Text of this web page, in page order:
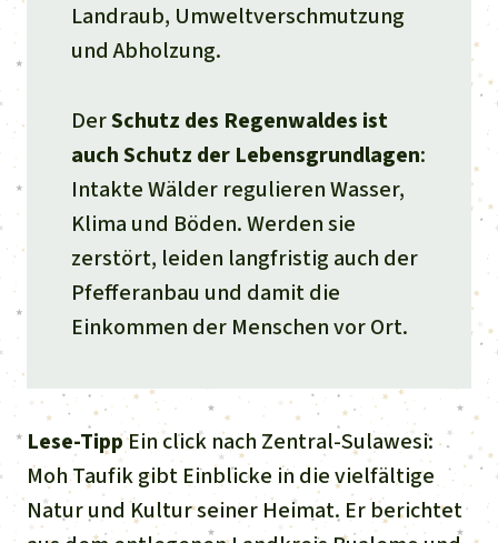
Landraub, Umweltverschmutzung
und Abholzung.
DerSchutz des Regenwaldes ist
auch Schutz der Lebensgrundlagen:
Intakte Wälder regulieren Wasser,
Klima und Böden. Werden sie
zerstört, leiden langfristig auch der
Pfefferanbau und damit die
Einkommen der Menschen vor Ort.
Lese-TippEin click nach Zentral-Sulawesi:
Moh Taufik gibt Einblicke in die vielfältige
Natur und Kultur seiner Heimat. Er berichtet